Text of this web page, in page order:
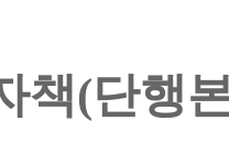
책(단행